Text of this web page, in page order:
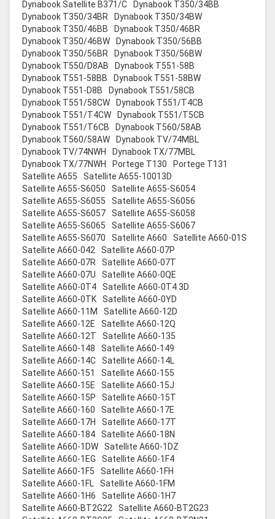
Dynabook Satellite B371/C
Dynabook T350/34BB
Dynabook T350/34BR
Dynabook T350/34BW
Dynabook T350/46BB
Dynabook T350/46BR
Dynabook T350/46BW
Dynabook T350/56BB
Dynabook T350/56BR
Dynabook T350/56BW
Dynabook T550/D8AB
Dynabook T551-58B
Dynabook T551-58BB
Dynabook T551-58BW
Dynabook T551-D8B
Dynabook T551/58CB
Dynabook T551/58CW
Dynabook T551/T4CB
Dynabook T551/T4CW
Dynabook T551/T5CB
Dynabook T551/T6CB
Dynabook T560/58AB
Dynabook T560/58AW
Dynabook TV/74MBL
Dynabook TV/74NWH
Dynabook TX/77MBL
Dynabook TX/77NWH
Portege T130
Portege T131
Satellite A655
Satellite A655-10013D
Satellite A655-S6050
Satellite A655-S6054
Satellite A655-S6055
Satellite A655-S6056
Satellite A655-S6057
Satellite A655-S6058
Satellite A655-S6065
Satellite A655-S6067
Satellite A655-S6070
Satellite A660
Satellite A660-01S
Satellite A660-042
Satellite A660-07P
Satellite A660-07R
Satellite A660-07T
Satellite A660-07U
Satellite A660-0QE
Satellite A660-0T4
Satellite A660-0T4 3D
Satellite A660-0TK
Satellite A660-0YD
Satellite A660-11M
Satellite A660-12D
Satellite A660-12E
Satellite A660-12Q
Satellite A660-12T
Satellite A660-135
Satellite A660-148
Satellite A660-149
Satellite A660-14C
Satellite A660-14L
Satellite A660-151
Satellite A660-155
Satellite A660-15E
Satellite A660-15J
Satellite A660-15P
Satellite A660-15T
Satellite A660-160
Satellite A660-17E
Satellite A660-17H
Satellite A660-17T
Satellite A660-184
Satellite A660-18N
Satellite A660-1DW
Satellite A660-1DZ
Satellite A660-1EG
Satellite A660-1F4
Satellite A660-1F5
Satellite A660-1FH
Satellite A660-1FL
Satellite A660-1FM
Satellite A660-1H6
Satellite A660-1H7
Satellite A660-BT2G22
Satellite A660-BT2G23